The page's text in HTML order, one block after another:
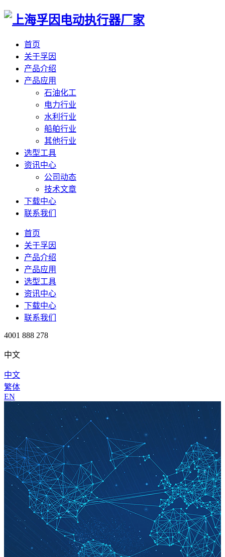
首页
关于孚因
产品介绍
产品应用
石油化工
电力行业
水利行业
船舶行业
其他行业
选型工具
资讯中心
公司动态
技术文章
下载中心
联系我们
首页
关于孚因
产品介绍
产品应用
选型工具
资讯中心
下载中心
联系我们
4001 888 278
中文
中文
繁体
EN